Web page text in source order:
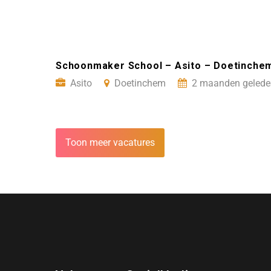
Schoonmaker School – Asito –
Asito
Doetinchem 2 maanden
Toon meer vacatures